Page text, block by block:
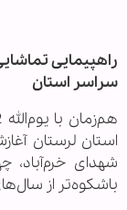
راهپیمایی
سراسر استان
استان لرستان
شهدای خرم‌آباد،
باشکوه‌تر از